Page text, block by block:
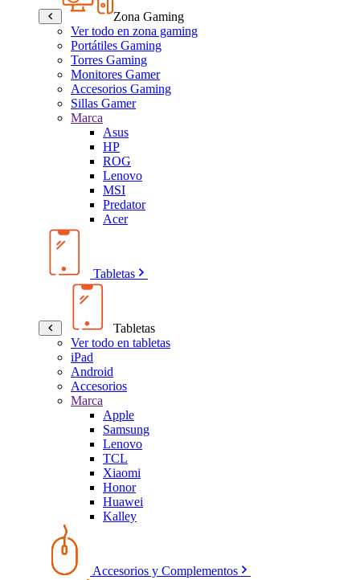
Zona Gaming
Ver todo en zona gaming
Portátiles Gaming
Torres Gaming
Monitores Gamer
Accesorios Gaming
Sillas Gamer
Marca
Asus
HP
ROG
Lenovo
MSI
Predator
Acer
Tabletas
Tabletas
Ver todo en tabletas
iPad
Android
Accesorios
Marca
Apple
Samsung
Lenovo
TCL
Xiaomi
Honor
Huawei
Kalley
Accesorios y Complementos